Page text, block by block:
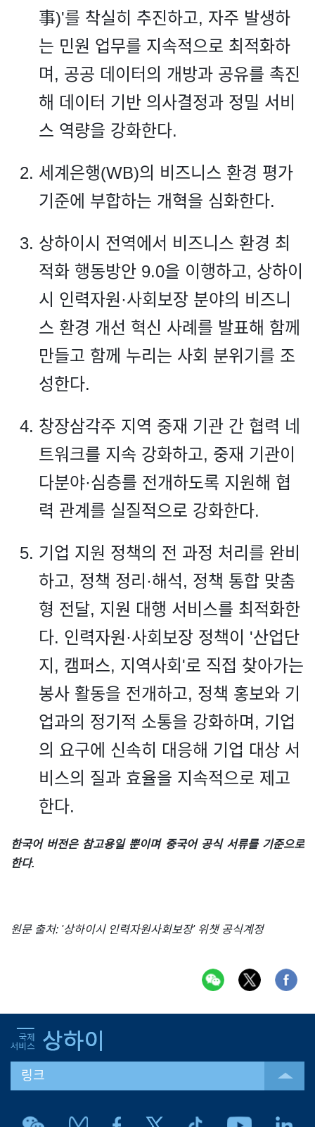
事)'를 착실히 추진하고, 자주 발생하
는 민원 업무를 지속적으로 최적화하
며, 공공 데이터의 개방과 공유를 촉진
해 데이터 기반 의사결정과 정밀 서비
스 역량을 강화한다.
세계은행(WB)의 비즈니스 환경 평가
기준에 부합하는 개혁을 심화한다.
상하이시 전역에서 비즈니스 환경 최
적화 행동방안 9.0을 이행하고, 상하이
시 인력자원·사회보장 분야의 비즈니
스 환경 개선 혁신 사례를 발표해 함께
만들고 함께 누리는 사회 분위기를 조
성한다.
창장삼각주 지역 중재 기관 간 협력 네
트워크를 지속 강화하고, 중재 기관이
다분야·심층를 전개하도록 지원해 협
력 관계를 실질적으로 강화한다.
기업 지원 정책의 전 과정 처리를 완비
하고, 정책 정리·해석, 정책 통합 맞춤
형 전달, 지원 대행 서비스를 최적화한
다. 인력자원·사회보장 정책이 '산업단
지, 캠퍼스, 지역사회'로 직접 찾아가는
봉사 활동을 전개하고, 정책 홍보와 기
업과의 정기적 소통을 강화하며, 기업
의 요구에 신속히 대응해 기업 대상 서
비스의 질과 효율을 지속적으로 제고
한다.
한국어 버전은 참고용일 뿐이며 중국어 공식 서류를 기준으로
한다.
원문 출처: '상하이시 인력자원사회보장' 위챗 공식계정
링크